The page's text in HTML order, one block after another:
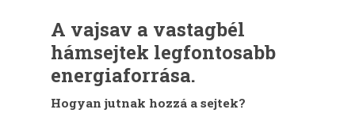
A vajsav a vastagbél
hámsejtek legfontosabb
energiaforrása.
Hogyan jutnak hozzá a sejtek?